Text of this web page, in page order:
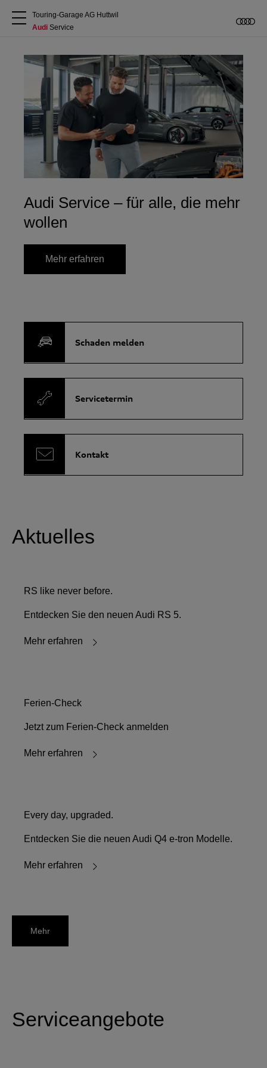
Über uns
Audi kaufen
Service & Reparatur
Audi Original Zubehör
Geschäftskunden
Touring-Garage AG Huttwil
Audi Service
RS like never before.
Entdecken Sie den neuen Audi RS 5.
Mehr erfahren
Audi Service – für alle, die mehr
wollen
Mehr erfahren
Schaden melden
Servicetermin
Kontakt
Aktuelles
RS like never before.
Entdecken Sie den neuen Audi RS 5.
Mehr erfahren
Ferien-Check
Jetzt zum Ferien-Check anmelden
Mehr erfahren
Every day, upgraded.
Entdecken Sie die neuen Audi Q4 e-tron Modelle.
Mehr erfahren
Mehr
Serviceangebote